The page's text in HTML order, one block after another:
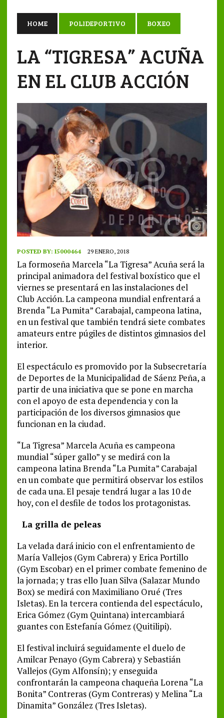
HOME POLIDEPORTIVO BOXEO
LA “TIGRESA” ACUÑA
EN EL CLUB ACCIÓN
POSTED BY: I5000464 29 ENERO, 2018
La formoseña Marcela “La Tigresa” Acuña será la
principal animadora del festival boxístico que el
viernes se presentará en las instalaciones del
Club Acción. La campeona mundial enfrentará a
Brenda “La Pumita” Carabajal, campeona latina,
en un festival que también tendrá siete combates
amateurs entre púgiles de distintos gimnasios del
interior.
El espectáculo es promovido por la Subsecretaría
de Deportes de la Municipalidad de Sáenz Peña, a
partir de una iniciativa que se pone en marcha
con el apoyo de esta dependencia y con la
participación de los diversos gimnasios que
funcionan en la ciudad.
“La Tigresa” Marcela Acuña es campeona
mundial “súper gallo” y se medirá con la
campeona latina Brenda “La Pumita” Carabajal
en un combate que permitirá observar los estilos
de cada una. El pesaje tendrá lugar a las 10 de
hoy, con el desfile de todos los protagonistas.
La grilla de peleas
La velada dará inicio con el enfrentamiento de
María Vallejos (Gym Cabrera) y Erica Portillo
(Gym Escobar) en el primer combate femenino de
la jornada; y tras ello Juan Silva (Salazar Mundo
Box) se medirá con Maximiliano Orué (Tres
Isletas). En la tercera contienda del espectáculo,
Erica Gómez (Gym Quintana) intercambiará
guantes con Estefanía Gómez (Quitilipi).
El festival incluirá seguidamente el duelo de
Amilcar Penayo (Gym Cabrera) y Sebastián
Vallejos (Gym Alfonsín); y enseguida
confrontarán la campeona chaqueña Lorena “La
Bonita” Contreras (Gym Contreras) y Melina “La
Dinamita” González (Tres Isletas).